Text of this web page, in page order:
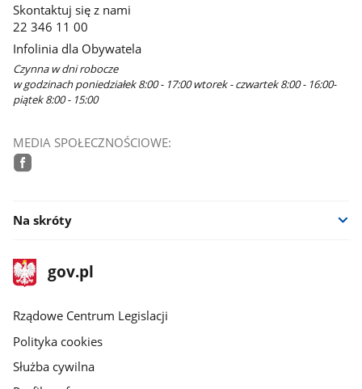
Skontaktuj się z nami
22 346 11 00
Infolinia dla Obywatela
Czynna w dni robocze
w godzinach poniedziałek 8:00 - 17:00 wtorek - czwartek 8:00 - 16:00-
piątek 8:00 - 15:00
MEDIA SPOŁECZNOŚCIOWE:
Na skróty
stopka
gov.plStrona
gov.pl
Rządowe Centrum Legislacji
Polityka cookies
Służba cywilna